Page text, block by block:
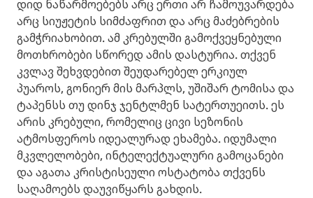
დიდ ნაწარმოებებს არც ერთი არ ჩამოუვარდება
არც სიუჟეტის სიმძაფრით და არც მაძებრების
გამჭრიახობით. ამ კრებულში გამოქვეყნებული
მოთხრობები სწორედ ამის დასტურია. თქვენ
კვლავ შეხვდებით შეუდარებელ ერკიულ
პუაროს, გონიერ მის მარპლს, უშიშარ ტომისა და
ტაპენსს თუ დინჯ ჯენტლმენ სატერთუეითს. ეს
არის კრებული, რომელიც ცივი სეზონის
ატმოსფეროს იდეალურად ეხამება. იდუმალი
მკვლელობები, ინტელექტუალური გამოცანები
და აგათა კრისტისეული ოსტატობა თქვენს
საღამოებს დაუვიწყარს გახდის.